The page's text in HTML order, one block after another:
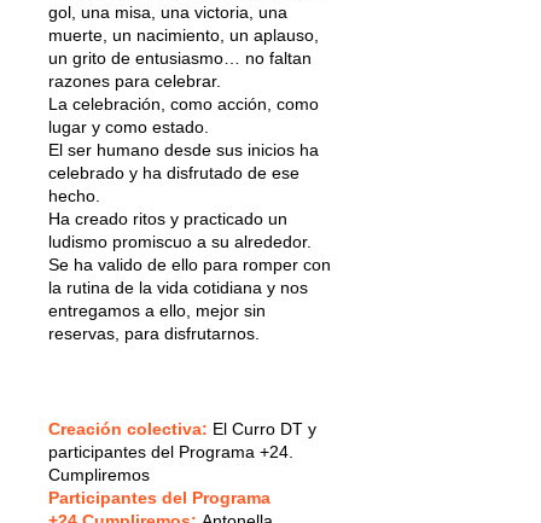
gol, una misa, una victoria, una
muerte, un nacimiento, un aplauso,
un grito de entusiasmo… no faltan
razones para celebrar.
La celebración, como acción, como
lugar y como estado.
El ser humano desde sus inicios ha
celebrado y ha disfrutado de ese
hecho.
Ha creado ritos y practicado un
ludismo promiscuo a su alrededor.
Se ha valido de ello para romper con
la rutina de la vida cotidiana y nos
entregamos a ello, mejor sin
reservas, para disfrutarnos.
Creación colectiva: El Curro DT y
participantes del Programa +24.
Cumpliremos
Participantes del Programa